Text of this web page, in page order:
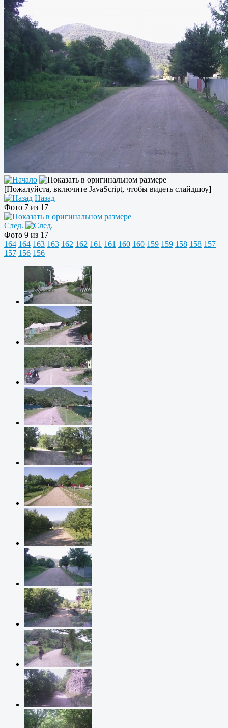
[Пожалуйста, включите JavaScript, чтобы видеть слайдшоу]
Назад
Фото 7 из 17
След.
Фото 9 из 17
164 164 163 163 162 162 161 161 160 160 159 159 158 158 157
157 156 156